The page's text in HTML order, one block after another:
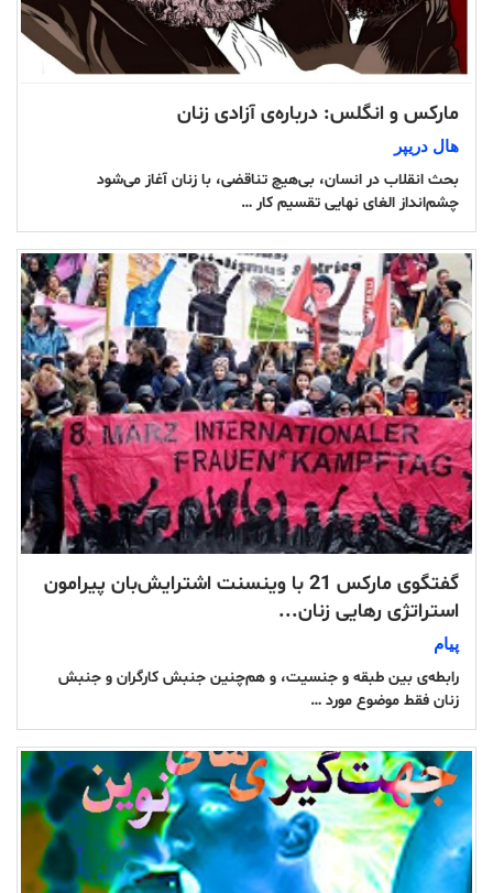
مارکس و انگلس: درباره‌ی آزادی زنان
هال دریپر
بحث انقلاب در انسان، بی‌هیچ تناقضی، با زنان آغاز می‌شود
چشم‌انداز الغای نهایی تقسیم کار …
گفتگوی مارکس 21 با وینسنت اشترایش‌‌بان پیرامون
استراتژی رهایی زنان...
پیام
رابطه‌ی بین طبقه و جنسیت، و هم‌چنین جنبش کارگران و جنبش
زنان فقط موضوع مورد …